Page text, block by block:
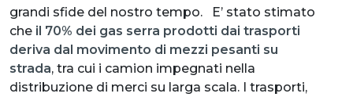
grandi sfide del nostro tempo. E’ stato stimato
che il 70% dei gas serra prodotti dai trasporti
deriva dal movimento di mezzi pesanti su
strada, tra cui i camion impegnati nella
distribuzione di merci su larga scala. I trasporti,